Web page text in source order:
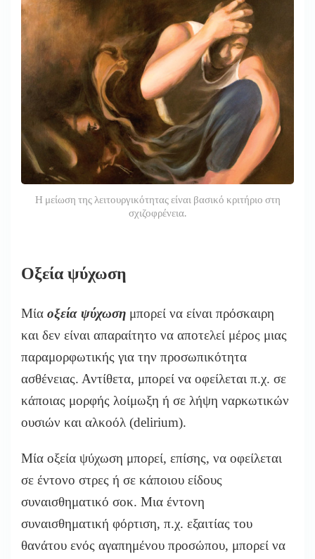
Η μείωση της λειτουργικότητας είναι βασικό κριτήριο στη
σχιζοφρένεια.
Οξεία ψύχωση
Μία οξεία ψύχωση μπορεί να είναι πρόσκαιρη
και δεν είναι απαραίτητο να αποτελεί μέρος μιας
παραμορφωτικής για την προσωπικότητα
ασθένειας. Αντίθετα, μπορεί να οφείλεται π.χ. σε
κάποιας μορφής λοίμωξη ή σε λήψη ναρκωτικών
ουσιών και αλκοόλ (delirium).
Μία οξεία ψύχωση μπορεί, επίσης, να οφείλεται
σε έντονο στρες ή σε κάποιου είδους
συναισθηματικό σοκ. Μια έντονη
συναισθηματική φόρτιση, π.χ. εξαιτίας του
θανάτου ενός αγαπημένου προσώπου, μπορεί να